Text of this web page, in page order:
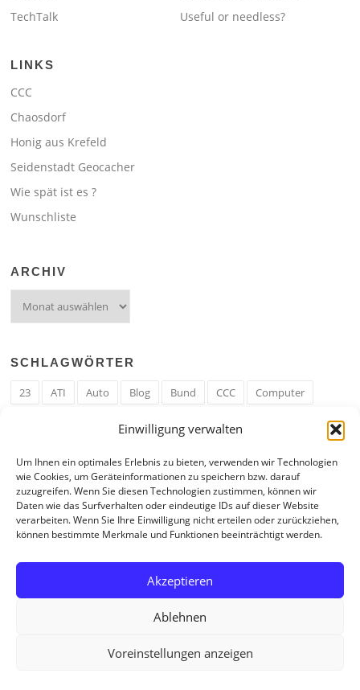
Einwilligung verwalten
Um Ihnen ein optimales Erlebnis zu bieten, verwenden wir Technologien
wie Cookies, um Geräteinformationen zu speichern bzw. darauf
zuzugreifen. Wenn Sie diesen Technologien zustimmen, können wir
Daten wie das Surfverhalten oder eindeutige IDs auf dieser Website
verarbeiten. Wenn Sie Ihre Einwilligung nicht erteilen oder zurückziehen,
können bestimmte Merkmale und Funktionen beeinträchtigt werden.
Akzeptieren
Ablehnen
Voreinstellungen anzeigen
TechTalk
Useful or needless?
LINKS
CCC
Chaosdorf
Honig aus Krefeld
Seidenstadt Geocacher
Wie spät ist es ?
Wunschliste
ARCHIV
SCHLAGWÖRTER
23 ATI Auto Blog Bund CCC
Computer
Google
Hack Hand HE ICE IE Internet
Krefeld
Liebe Linux u. Software Mail Mann
PHP
RAM
Regeln RZ Spam Spiel Ticker
USA
Video
Weblog Welt WWW Youtube Zahl
Copyright © 2026 Tagebuch eines Internetjunkies. All Rights Reserved.